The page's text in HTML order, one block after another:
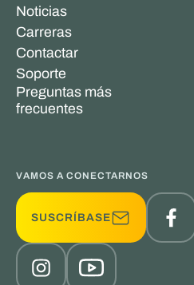
Noticias
Carreras
Contactar
Soporte
Preguntas más
frecuentes
VAMOS A CONECTARNOS
SUSCRÍBASE